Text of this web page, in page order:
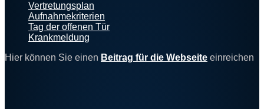
Vertretungsplan
Aufnahmekriterien
Tag der offenen Tür
Krankmeldung
Hier können Sie einen Beitrag für die Webseite einreichen